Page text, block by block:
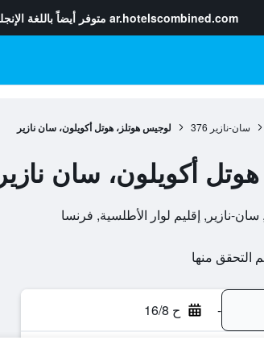
ar.hotelscombined.com متوفر أيضاً باللغة
سان-نازير 376 لوجيس هوتلز، هوتل أكويلون، سان نازير
أكويلون، سان نازير
- ح 16/8